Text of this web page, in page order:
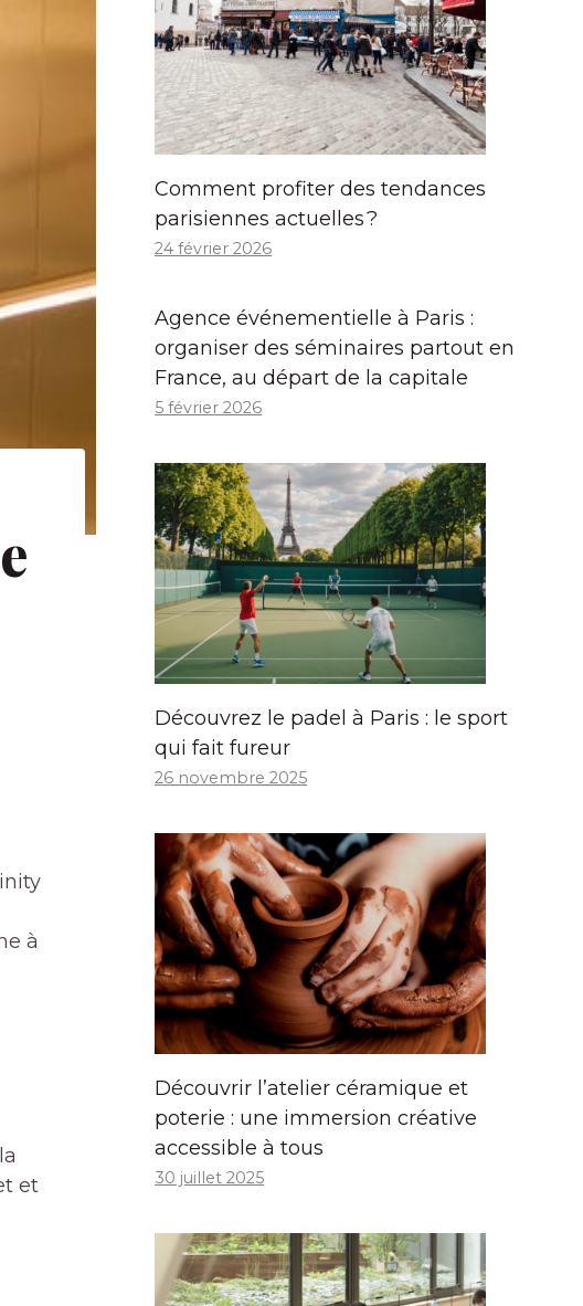
à
et
Comment profiter des tendances
parisiennes actuelles ?
24 février 2026
Agence événementielle à Paris :
organiser des séminaires partout en
France, au départ de la capitale
5 février 2026
Découvrez le padel à Paris : le sport
qui fait fureur
26 novembre 2025
Découvrir l’atelier céramique et
poterie : une immersion créative
accessible à tous
30 juillet 2025